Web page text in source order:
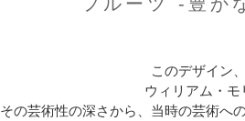
このデザイン
ウィリアム・モ
その芸術性の深さから、当時の芸術へ